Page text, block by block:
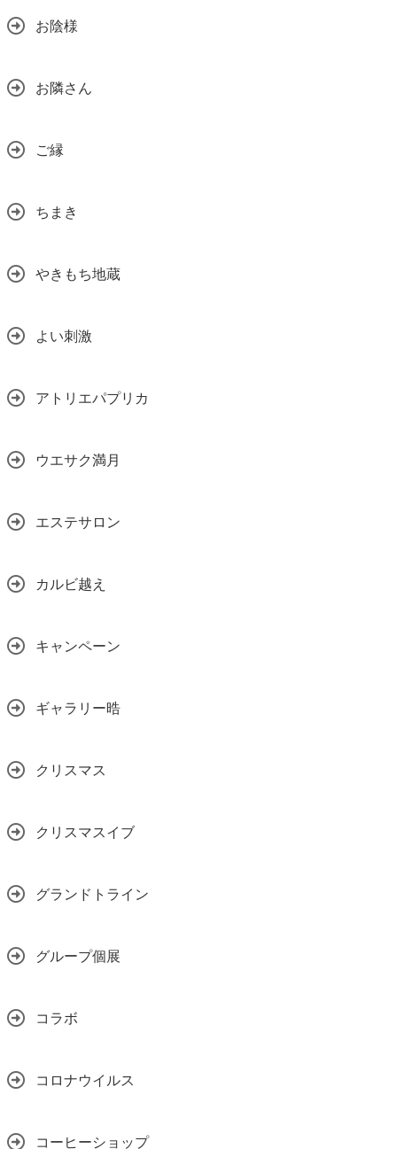
お陰様
お隣さん
ご縁
ちまき
やきもち地蔵
よい刺激
アトリエパプリカ
ウエサク満月
エステサロン
カルビ越え
キャンペーン
ギャラリー晧
クリスマス
クリスマスイブ
グランドトライン
グループ個展
コラボ
コロナウイルス
コーヒーショップ